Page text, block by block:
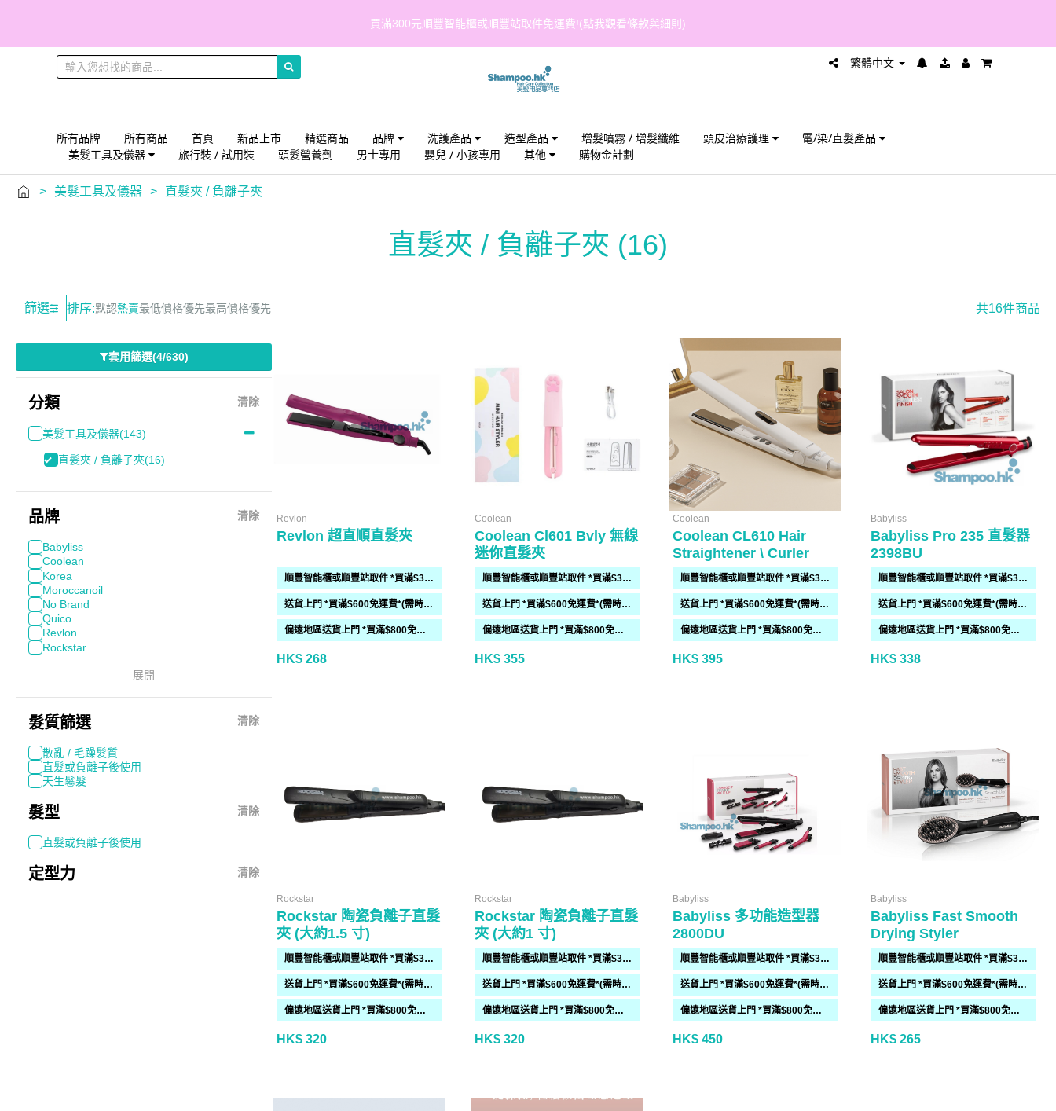
買滿300元順豐智能櫃或順豐站取件免運費!(點我觀看條款與細則)
繁體中文
所有品牌 所有商品 首頁 新品上市 精選商品 品牌 洗護產品 造型產品 增髮噴霧 / 增髮纖維 頭皮治療護理
電/染/直髮產品
美髮工具及儀器
旅行裝 / 試用裝 頭髮營養劑 男士專用 嬰兒 / 小孩專用 其他 購物金計劃
> 美髮工具及儀器 > 直髮夾 / 負離子夾
直髮夾 / 負離子夾 (16)
篩選 排序:默認熱賣最低價格優先最高價格優先 共16件商品
套用篩選(4/630)
分類 清除
美髮工具及儀器(143)
直髮夾 / 負離子夾(16)
品牌 清除
Babyliss
Coolean
Korea
Moroccanoil
No Brand
Quico
Revlon
Rockstar
展開
髮質篩選 清除
散亂 / 毛躁髮質
直髮或負離子後使用
天生鬈髮
髮型 清除
直髮或負離子後使用
定型力 清除
Revlon
Revlon 超直順直髮夾
順豐智能櫃或順豐站取件 *買滿$300免運費*
送貨上門 *買滿$600免運費*(需時 2-6過工作天)
偏遠地區送貨上門 *買滿$800免運費*(需時 2-6個工作天)
HK$ 268
Coolean
Coolean Cl601 Bvly 無線
迷你直髮夾
順豐智能櫃或順豐站取件 *買滿$300免運費*
送貨上門 *買滿$600免運費*(需時 2-6過工作天)
偏遠地區送貨上門 *買滿$800免運費*(需時 2-6個工作天)
HK$ 355
Coolean
Coolean CL610 Hair
Straightener \ Curler
順豐智能櫃或順豐站取件 *買滿$300免運費*
送貨上門 *買滿$600免運費*(需時 2-6過工作天)
偏遠地區送貨上門 *買滿$800免運費*(需時 2-6個工作天)
HK$ 395
Babyliss
Babyliss Pro 235 直髮器
2398BU
順豐智能櫃或順豐站取件 *買滿$300免運費*
送貨上門 *買滿$600免運費*(需時 2-6過工作天)
偏遠地區送貨上門 *買滿$800免運費*(需時 2-6個工作天)
HK$ 338
Rockstar
Rockstar 陶瓷負離子直髮
夾 (大約1.5 寸)
順豐智能櫃或順豐站取件 *買滿$300免運費*
送貨上門 *買滿$600免運費*(需時 2-6過工作天)
偏遠地區送貨上門 *買滿$800免運費*(需時 2-6個工作天)
HK$ 320
Rockstar
Rockstar 陶瓷負離子直髮
夾 (大約1 寸)
順豐智能櫃或順豐站取件 *買滿$300免運費*
送貨上門 *買滿$600免運費*(需時 2-6過工作天)
偏遠地區送貨上門 *買滿$800免運費*(需時 2-6個工作天)
HK$ 320
Babyliss
Babyliss 多功能造型器
2800DU
順豐智能櫃或順豐站取件 *買滿$300免運費*
送貨上門 *買滿$600免運費*(需時 2-6過工作天)
偏遠地區送貨上門 *買滿$800免運費*(需時 2-6個工作天)
HK$ 450
Babyliss
Babyliss Fast Smooth
Drying Styler
順豐智能櫃或順豐站取件 *買滿$300免運費*
送貨上門 *買滿$600免運費*(需時 2-6過工作天)
偏遠地區送貨上門 *買滿$800免運費*(需時 2-6個工作天)
HK$ 265